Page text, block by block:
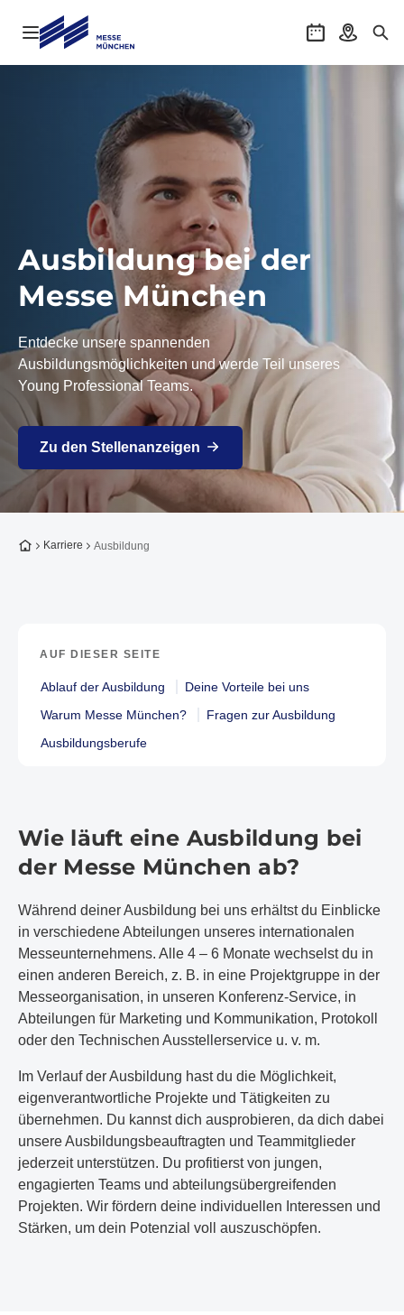
Navigation öffnen Anreise
Ausbildung bei der
Messe München
Entdecke unsere spannenden
Ausbildungsmöglichkeiten und werde Teil unseres
Young Professional Teams.
Zu den Stellenanzeigen
Zur Startseite
Karriere Ausbildung
AUF DIESER SEITE
Ablauf der Ausbildung
Deine Vorteile bei uns
Warum Messe München?
Fragen zur Ausbildung
Ausbildungsberufe
Wie läuft eine Ausbildung bei
der Messe München ab?
Während deiner Ausbildung bei uns erhältst du Einblicke
in verschiedene Abteilungen unseres internationalen
Messeunternehmens. Alle 4 – 6 Monate wechselst du in
einen anderen Bereich, z. B. in eine Projektgruppe in der
Messeorganisation, in unseren Konferenz-Service, in
Abteilungen für Marketing und Kommunikation, Protokoll
oder den Technischen Ausstellerservice u. v. m.
Im Verlauf der Ausbildung hast du die Möglichkeit,
eigenverantwortliche Projekte und Tätigkeiten zu
übernehmen. Du kannst dich ausprobieren, da dich dabei
unsere Ausbildungsbeauftragten und Teammitglieder
jederzeit unterstützen. Du profitierst von jungen,
engagierten Teams und abteilungsübergreifenden
Projekten. Wir fördern deine individuellen Interessen und
Stärken, um dein Potenzial voll auszuschöpfen.